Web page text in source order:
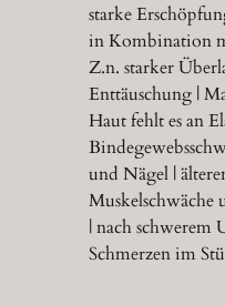
starke
in Kombination
Z.n. starker
Enttäuschung |
Haut fehlt es an
und Nägel |
| nach schwerem
Schmerzen im